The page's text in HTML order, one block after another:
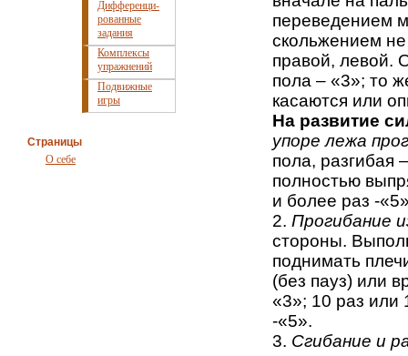
Дифференци-
рованные
задания
Комплексы
упражнений
Подвижные
игры
Страницы
О себе
переведением
скольжением не
правой, левой.
пола – «3»; то
касаются или
На развитие
упоре лежа
пола, разгибая
полностью
и более раз -
2. Прогибание
стороны.
поднимать
(без пауз) или
«3»; 10 раз или
-«5».
3. Сгибание и